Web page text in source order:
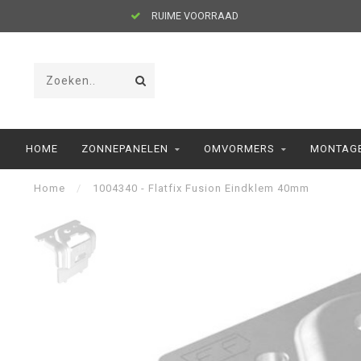
RUIME VOORRAAD
HOME ZONNEPANELEN OMVORMERS
Home / 1004340 - Flatfix Fusion Eindklem 40mm